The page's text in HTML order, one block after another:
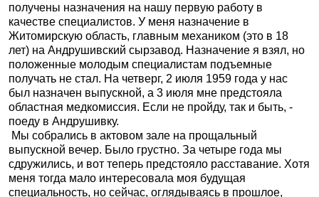
получены назначения на нашу первую работу в
качестве специалистов. У меня назначение в
Житомирскую область, главным механиком (это в 18
лет) на Андрушивский сырзавод. Назначение я взял, но
положенные молодым специалистам подъемные
получать не стал. На четверг, 2 июля 1959 года у нас
был назначен выпускной, а 3 июля мне предстояла
областная медкомиссия. Если не пройду, так и быть, -
поеду в Андрушивку.
Мы собрались в актовом зале на прощальный
выпускной вечер. Было грустно. За четыре года мы
сдружились, и вот теперь предстояло расставание. Хотя
меня тогда мало интересовала моя будущая
специальность, но сейчас, оглядываясь в прошлое,